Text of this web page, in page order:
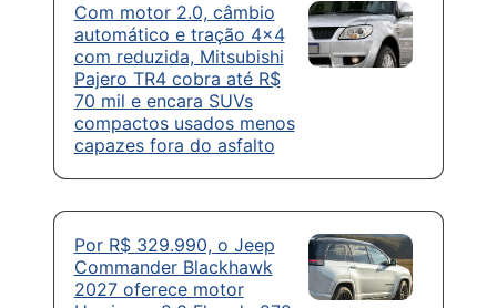
Com motor 2.0, câmbio
automático e tração 4×4
com reduzida, Mitsubishi
Pajero TR4 cobra até R$
70 mil e encara SUVs
compactos usados menos
capazes fora do asfalto
Por R$ 329.990, o Jeep
Commander Blackhawk
2027 oferece motor